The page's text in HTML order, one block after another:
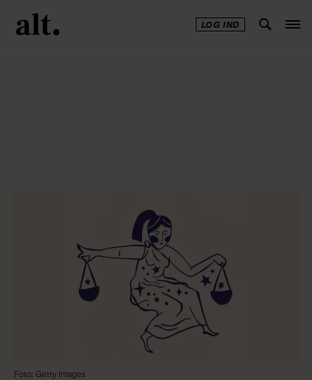
LOG IND
Foto: Getty Images